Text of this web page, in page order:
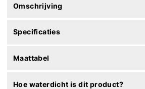
Omschrijving
Specificaties
Maattabel
Hoe waterdicht is dit product?